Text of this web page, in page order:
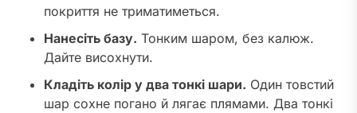
покриття не триматиметься.
Нанесіть базу. Тонким шаром, без калюж.
Дайте висохнути.
Кладіть колір у два тонкі шари. Один товстий
шар сохне погано й лягає плямами. Два тонкі